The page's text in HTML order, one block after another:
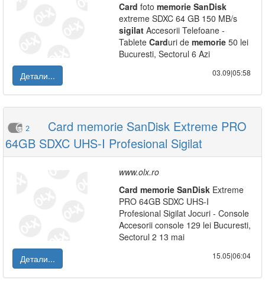
Card foto memorie SanDisk
extreme SDXC 64 GB 150 MB/s
sigilat Accesorii Telefoane -
Tablete Carduri de memorie 50 lei
Bucuresti, Sectorul 6 Azi
Детали...
03.09|05:58
2
Card memorie SanDisk Extreme PRO
64GB SDXC UHS-I Profesional Sigilat
www.olx.ro
Card memorie SanDisk Extreme
PRO 64GB SDXC UHS-I
Profesional Sigilat Jocuri - Console
Accesorii console 129 lei Bucuresti,
Sectorul 2 13 mai
Детали...
15.05|06:04